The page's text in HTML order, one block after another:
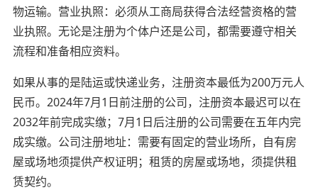
物运输。营业执照：必须从工商局获得合法经营资格的营
业执照。无论是注册为个体户还是公司，都需要遵守相关
流程和准备相应资料。
如果从事的是陆运或快递业务，注册资本最低为200万元人
民币。2024年7月1日前注册的公司，注册资本最迟可以在
2032年前完成实缴；7月1日后注册的公司需要在五年内完
成实缴。公司注册地址：需要有固定的营业场所，自有房
屋或场地须提供产权证明；租赁的房屋或场地，须提供租
赁契约。